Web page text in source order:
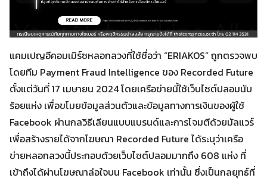
แคมเปญอีคอมเมิร์ซหลอกลวงที่ใช้ชื่อว่า “ERIAKOS” ถูกตรวจพบ
โดยทีม Payment Fraud Intelligence ของ Recorded Future
ตั้งแต่วันที่ 17 เมษายน 2024 โดยเครือข่ายนี้ใช้เว็บไซต์ปลอมนับ
ร้อยแห่ง เพื่อขโมยข้อมูลส่วนตัวและข้อมูลทางการเงินของผู้ใช้
Facebook ผ่านกลวิธีเลียนแบบแบรนด์และการโจมตีด้วยมัลแวร์
เพื่อสร้างรายได้จากโฆษณา Recorded Future ได้ระบุว่าเครือ
ข่ายหลอกลวงนี้ประกอบด้วยเว็บไซต์ปลอมมากถึง 608 แห่ง ที่
เข้าถึงได้ผ่านโฆษณาล่อใจบน Facebook เท่านั้น ซึ่งเป็นกลยุทธ์ที่